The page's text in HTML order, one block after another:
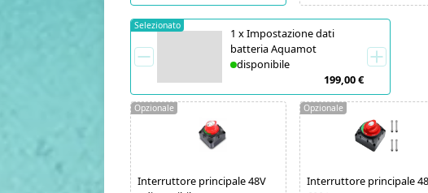
1 xImpostazione dati
batteria Aquamot
disponibile
199,00 €
Selezionato
Interruttore principale 48V
Opzionale
Interruttore principale
Opzionale